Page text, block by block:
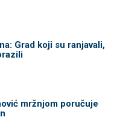
Grad koji su ranjavali,
mržnjom poručuje